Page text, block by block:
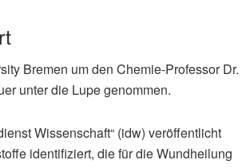
Bremen um den Chemie-Professor Dr.
unter die Lupe genommen.
Wissenschaft“ (idw) veröffentlicht
identifiziert, die für die Wundheilung